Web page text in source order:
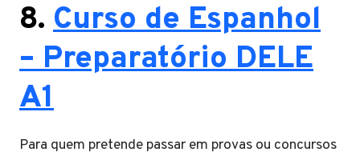
8. Curso de Espanhol
– Preparatório DELE
A1
Para quem pretende passar em provas ou concursos